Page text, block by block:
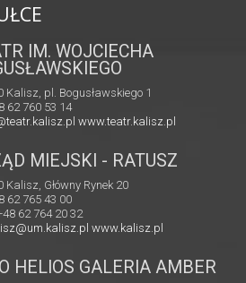
IM. WOJCIECHA
Kalisz, pl. Bogusławskiego 1
62 760 53 14
www.teatr.kalisz.pl
MIEJSKI - RATUSZ
Kalisz, Główny Rynek 20
62 765 43 00
62 764 20 32
www.kalisz.pl
HELIOS GALERIA AMBER